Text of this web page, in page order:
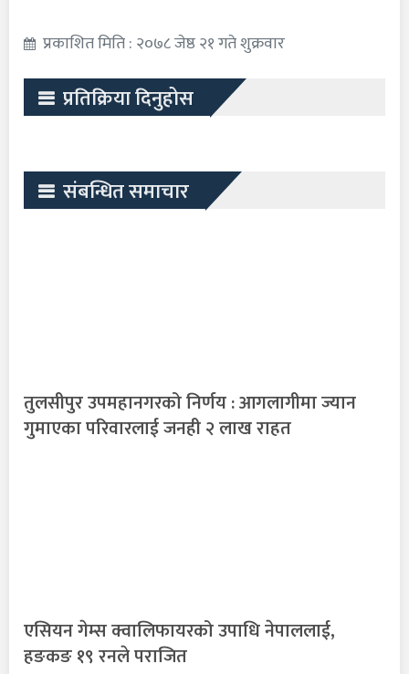
प्रकाशित मिति : २०७८ जेष्ठ २१ गते शुक्रवार
प्रतिक्रिया दिनुहोस
संबन्धित समाचार
तुलसीपुर उपमहानगरको निर्णय : आगलागीमा ज्यान
गुमाएका परिवारलाई जनही २ लाख राहत
एसियन गेम्स क्वालिफायरको उपाधि नेपाललाई,
हङकङ १९ रनले पराजित